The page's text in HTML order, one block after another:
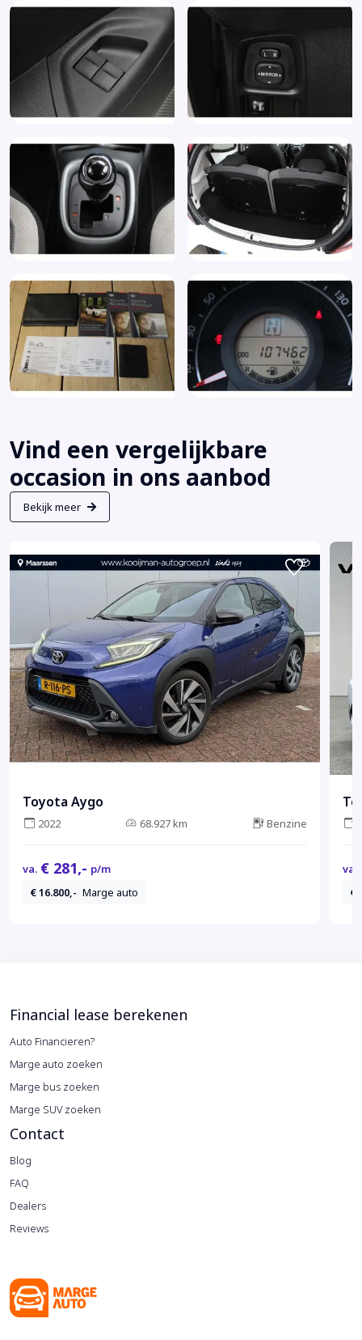
Vind een vergelijkbare
occasion in ons aanbod
Bekijk meer
Toyota Aygo
2022 68.927 km Benzine
va. € 281,- p/m
€ 16.800,- Marge auto
va.
€
Financial lease berekenen
Auto Financieren?
Marge auto zoeken
Marge bus zoeken
Marge SUV zoeken
Contact
Blog
FAQ
Dealers
Reviews